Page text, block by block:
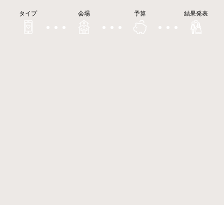
タイプ 会場 予算 結果発表